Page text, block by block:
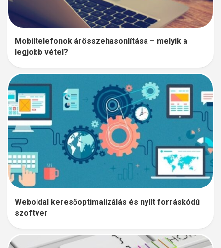
Mobiltelefonok árösszehasonlítása – melyik a
legjobb vétel?
Weboldal keresőoptimalizálás és nyílt forráskódú
szoftver